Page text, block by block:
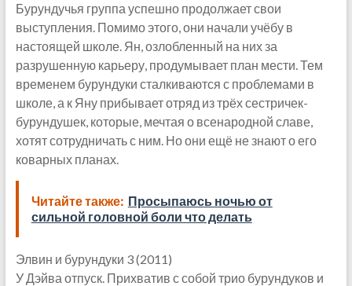
Бурундучья группа успешно продолжает свои
выступления. Помимо этого, они начали учёбу в
настоящей школе. Ян, озлобленный на них за
разрушенную карьеру, продумывает план мести. Тем
временем бурундуки сталкиваются с проблемами в
школе, а к Яну прибывает отряд из трёх сестричек-
бурундушек, которые, мечтая о всенародной славе,
хотят сотрудничать с ним. Но они ещё не знают о его
коварных планах.
Читайте также: Просыпаюсь ночью от
сильной головной боли что делать
Элвин и бурундуки 3 (2011)
У Дэйва отпуск. Прихватив с собой трио бурундуков и